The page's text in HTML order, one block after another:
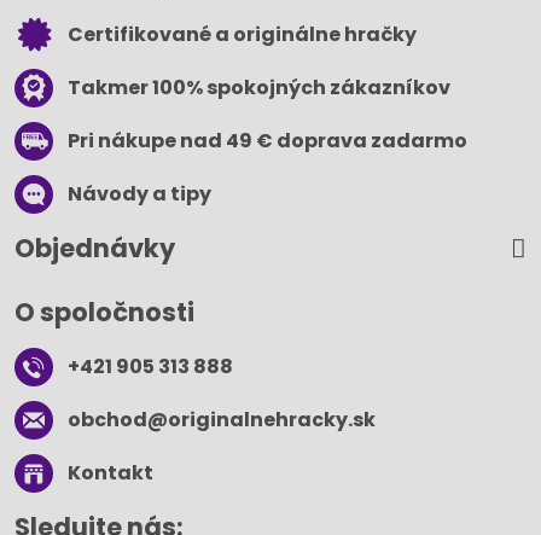
Certifikované a originálne hračky
Takmer 100% spokojných zákazníkov
Pri nákupe nad 49 € doprava zadarmo
Návody a tipy
Objednávky
O spoločnosti
+421 905 313 888
obchod​@originalnehracky​.sk
Kontakt
Sledujte nás: